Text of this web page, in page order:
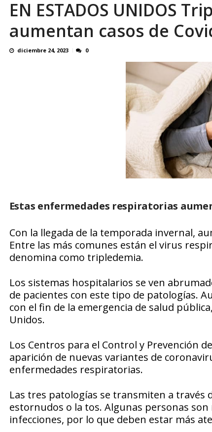
En 8 meses «876 horas de
EN ESTADOS UNIDOS
aumentan casos de
diciembre 24, 2023 0
Estas enfermedades respiratorias
Con la llegada de la temporada invernal,
Entre las más comunes están el virus
denomina como tripledemia.
Los sistemas hospitalarios se ven
de pacientes con este tipo de patologías.
con el fin de la emergencia de salud
Unidos.
Los Centros para el Control y Prevención
aparición de nuevas variantes de
enfermedades respiratorias.
Las tres patologías se transmiten a través
estornudos o la tos. Algunas personas
infecciones, por lo que deben estar más